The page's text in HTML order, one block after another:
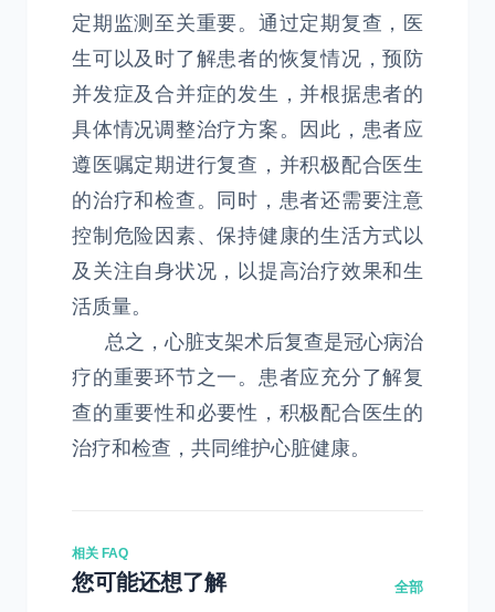
定期监测至关重要。通过定期复查，医
生可以及时了解患者的恢复情况，预防
并发症及合并症的发生，并根据患者的
具体情况调整治疗方案。因此，患者应
遵医嘱定期进行复查，并积极配合医生
的治疗和检查。同时，患者还需要注意
控制危险因素、保持健康的生活方式以
及关注自身状况，以提高治疗效果和生
活质量。
总之，心脏支架术后复查是冠心病治
疗的重要环节之一。患者应充分了解复
查的重要性和必要性，积极配合医生的
治疗和检查，共同维护心脏健康。
相关 FAQ
您可能还想了解 全部